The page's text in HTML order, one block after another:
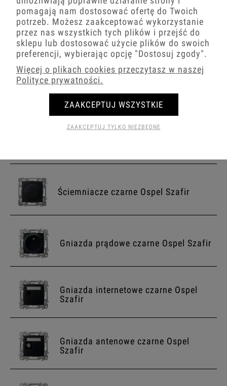
− +
− +
Włączniki czarne Ospel Szafir
Ściemniacze czarne Ospel Szafir
Gniazda prądowe czarne Ospel Szafir
Gniazda internetowe czarne Ospel
Szafir
Gniazda antenowe czarne Ospel
Szafir
pomagają nam dostosować ofertę do Twoich
potrzeb. Możesz zaakceptować wykorzystanie
przez nas wszystkich tych plików i przejść do
sklepu lub dostosować użycie plików do swoich
preferencji, wybierając opcję "Dostosuj zgody".
Więcej o plikach cookies przeczytasz w naszej
Polityce prywatności.
ZAAKCEPTUJ TYLKO NIEZBĘDNE
ZAAKCEPTUJ WSZYSTKIE